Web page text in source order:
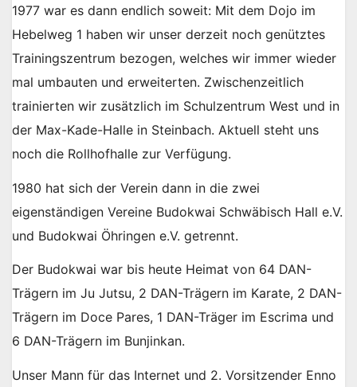
1977 war es dann endlich soweit: Mit dem Dojo im
Hebelweg 1 haben wir unser derzeit noch genütztes
Trainingszentrum bezogen, welches wir immer wieder
mal umbauten und erweiterten. Zwischenzeitlich
trainierten wir zusätzlich im Schulzentrum West und in
der Max-Kade-Halle in Steinbach. Aktuell steht uns
noch die Rollhofhalle zur Verfügung.
1980 hat sich der Verein dann in die zwei
eigenständigen Vereine Budokwai Schwäbisch Hall e.V.
und Budokwai Öhringen e.V. getrennt.
Der Budokwai war bis heute Heimat von 64 DAN-
Trägern im Ju Jutsu, 2 DAN-Trägern im Karate, 2 DAN-
Trägern im Doce Pares, 1 DAN-Träger im Escrima und
6 DAN-Trägern im Bunjinkan.
Unser Mann für das Internet und 2. Vorsitzender Enno